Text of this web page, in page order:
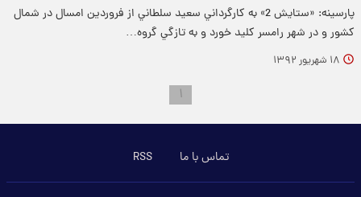
پارسینه: «ستايش 2» به کارگرداني سعيد سلطاني از فروردين امسال در شمال
کشور و در شهر رامسر کليد خورد و به تازگي گروه…
۱۸ شهریور ۱۳۹۲
۱
تماس با ما RSS